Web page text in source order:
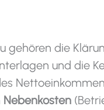
gehören die
und die
Nebenkosten